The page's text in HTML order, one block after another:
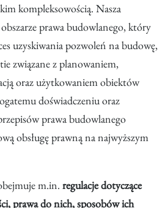
kompleksowością. Nasza
prawa budowlanego, który
uzyskiwania pozwoleń na budowę,
związane z planowaniem,
oraz użytkowaniem obiektów
doświadczeniu oraz
prawa budowlanego
obsługę prawną na najwyższym
m.in. regulacje dotyczące
prawa do nich, sposobów ich